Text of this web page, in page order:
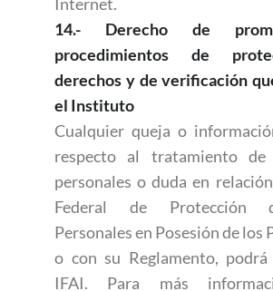
14.- Derecho de
procedimientos de
derechos y de verificación
el Instituto
Cualquier queja o
respecto al tratamiento de
personales o duda en
Federal de Protección
Personales en Posesión de los
o con su Reglamento,
IFAI. Para más